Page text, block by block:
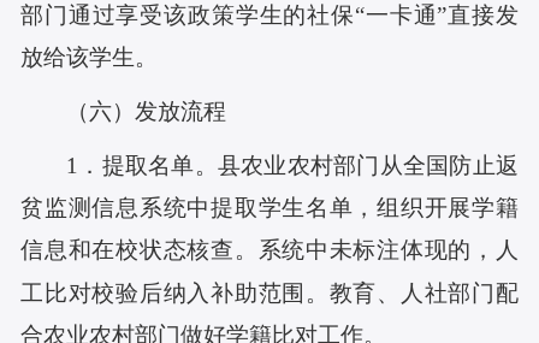
部门通过享受该政策学生的社保“一卡通”直接发
放给该学生。
（六）发放流程
1．提取名单。县农业农村部门从全国防止返
贫监测信息系统中提取学生名单，组织开展学籍
信息和在校状态核查。系统中未标注体现的，人
工比对校验后纳入补助范围。教育、人社部门配
合农业农村部门做好学籍比对工作。